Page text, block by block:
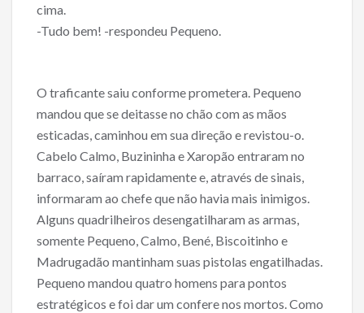
cima.
-Tudo bem! -respondeu Pequeno.
O traficante saiu conforme prometera. Pequeno
mandou que se deitasse no chão com as mãos
esticadas, caminhou em sua direção e revistou-o.
Cabelo Calmo, Buzininha e Xaropão entraram no
barraco, saíram rapidamente e, através de sinais,
informaram ao chefe que não havia mais inimigos.
Alguns quadrilheiros desengatilharam as armas,
somente Pequeno, Calmo, Bené, Biscoitinho e
Madrugadão mantinham suas pistolas engatilhadas.
Pequeno mandou quatro homens para pontos
estratégicos e foi dar um confere nos mortos. Como